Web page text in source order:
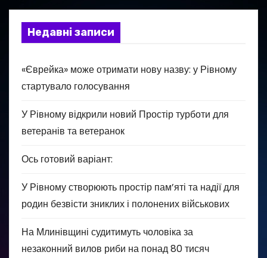
Недавні записи
«Єврейка» може отримати нову назву: у Рівному
стартувало голосування
У Рівному відкрили новий Простір турботи для
ветеранів та ветеранок
Ось готовий варіант:
У Рівному створюють простір пам’яті та надії для
родин безвісти зниклих і полонених військових
На Млинівщині судитимуть чоловіка за
незаконний вилов риби на понад 80 тисяч